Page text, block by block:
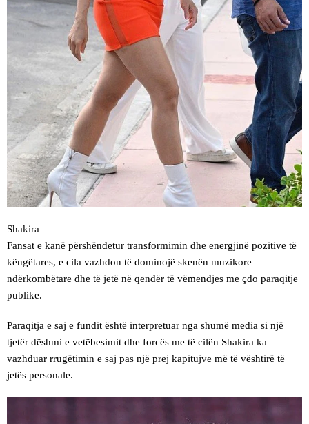
Shakira
Fansat e kanë përshëndetur transformimin dhe energjinë pozitive të
këngëtares, e cila vazhdon të dominojë skenën muzikore
ndërkombëtare dhe të jetë në qendër të vëmendjes me çdo paraqitje
publike.
Paraqitja e saj e fundit është interpretuar nga shumë media si një
tjetër dëshmi e vetëbesimit dhe forcës me të cilën Shakira ka
vazhduar rrugëtimin e saj pas një prej kapitujve më të vështirë të
jetës personale.